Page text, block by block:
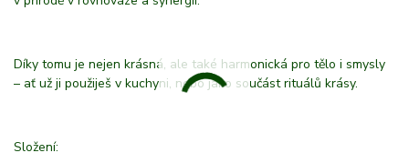
Díky tomu je nejen krásná, ale také harmonická pro tělo i smysly
– ať už ji použiješ v kuchyni, nebo jako součást rituálů krásy.
Složení: